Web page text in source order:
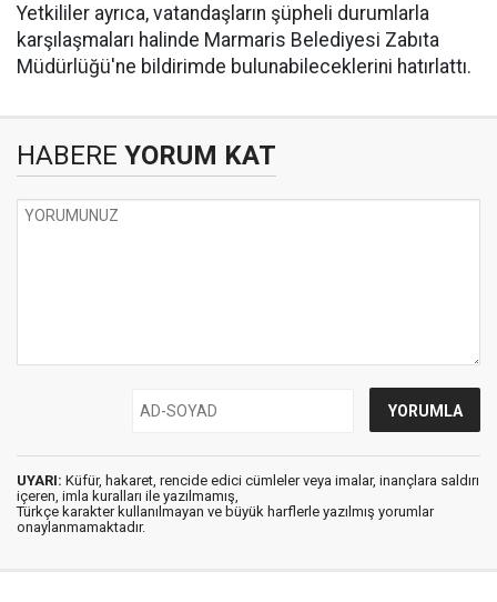
Yetkililer ayrıca, vatandaşların şüpheli durumlarla
karşılaşmaları halinde Marmaris Belediyesi Zabıta
Müdürlüğü'ne bildirimde bulunabileceklerini hatırlattı.
HABERE YORUM KAT
UYARI: Küfür, hakaret, rencide edici cümleler veya imalar, inançlara saldırı
içeren, imla kuralları ile yazılmamış,
Türkçe karakter kullanılmayan ve büyük harflerle yazılmış yorumlar
onaylanmamaktadır.